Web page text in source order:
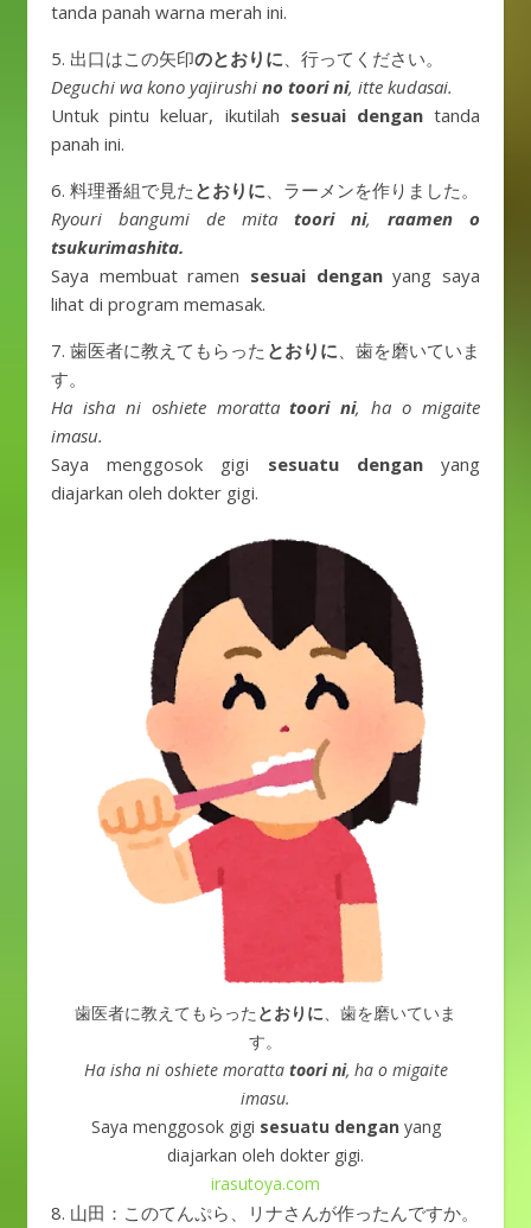
tanda panah warna merah ini.
5. 出口はこの矢印のとおりに、行ってください。
Deguchi wa kono yajirushi no toori ni, itte kudasai.
Untuk pintu keluar, ikutilah sesuai dengantanda
panah ini.
6. 料理番組で見た とおりに、ラーメンを作りました。
Ryouri bangumi de mita toori ni, raamen o
tsukurimashita.
Saya membuat ramen sesuai denganyang saya
lihat di program memasak.
7. 歯医者に教えてもらった とおりに、歯を磨いていま
す。
Ha isha ni oshiete morattatoori ni, ha o migaite
imasu.
Saya menggosok gigi sesuatu denganyang
diajarkan oleh dokter gigi.
歯医者に教えてもらった とおりに、歯を磨いていま
す。
Ha isha ni oshiete moratta toori ni, ha o migaite
imasu.
Saya menggosok gigi sesuatu dengan yang
diajarkan oleh dokter gigi.
irasutoya.com
8. 山田：このてんぷら、リナさんが作ったんですか。